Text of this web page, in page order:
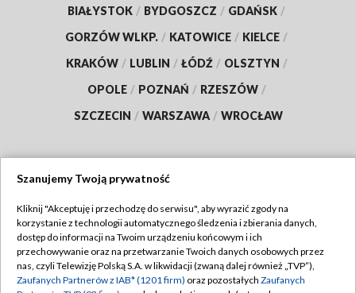
BIAŁYSTOK / BYDGOSZCZ / GDAŃSK /
GORZÓW WLKP. / KATOWICE / KIELCE /
KRAKÓW / LUBLIN / ŁÓDŹ / OLSZTYN /
OPOLE / POZNAŃ / RZESZÓW /
SZCZECIN / WARSZAWA / WROCŁAW
TVP
Abonament TVP
Emisja w TVP
Regulamin TVP
Polityka prywatności
Szanujemy Twoją prywatność
Kliknij "Akceptuję i przechodzę do serwisu", aby wyrazić zgody na
korzystanie z technologii automatycznego śledzenia i zbierania danych,
dostęp do informacji na Twoim urządzeniu końcowym i ich
przechowywanie oraz na przetwarzanie Twoich danych osobowych przez
nas, czyli Telewizję Polską S.A. w likwidacji (zwaną dalej również „TVP”),
Zaufanych Partnerów z IAB* (1201 firm) oraz pozostałych Zaufanych